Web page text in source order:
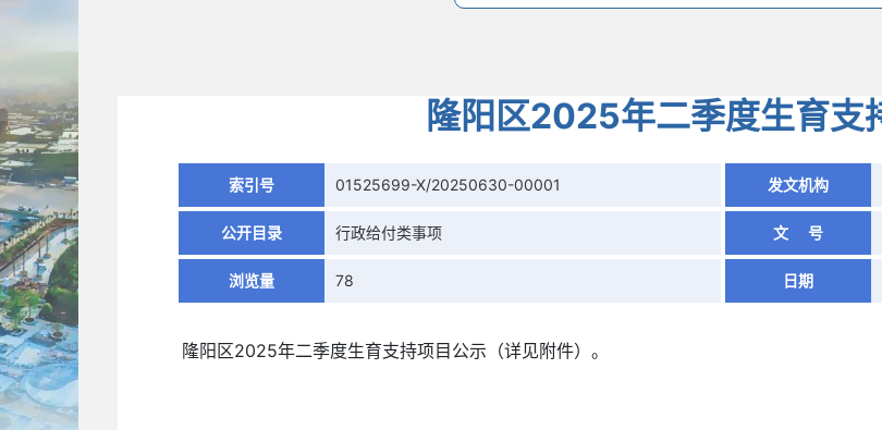
隆阳区2025年二季度生育支
索引号 01525699-X/20250630-00001 发文机构
公开目录 行政给付类事项 文 号
浏览量 78 日期
隆阳区2025年二季度生育支持项目公示（详见附件）。